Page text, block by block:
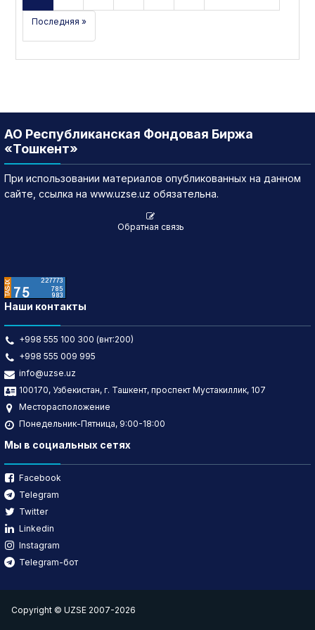
Последняя »
АО Республиканская Фондовая Биржа
«Тошкент»
При использовании материалов опубликованных на данном
сайте, ссылка на www.uzse.uz обязательна.
Обратная связь
Наши контакты
+998 555 100 300 (внт:200)
+998 555 009 995
info@uzse.uz
100170, Узбекистан, г. Ташкент, проспект Мустакиллик, 107
Месторасположение
Понедельник-Пятница, 9:00-18:00
Мы в социальных сетях
Facebook
Telegram
Twitter
Linkedin
Instagram
Telegram-бот
Copyright © UZSE 2007-2026